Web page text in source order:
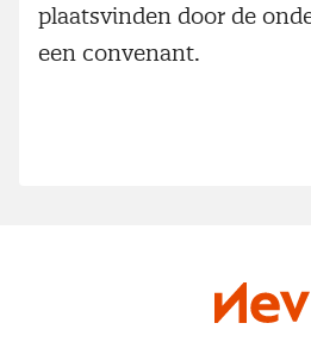
plaatsvinden door de
een convenant.